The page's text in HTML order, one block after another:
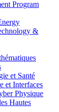
Program
&
et Santé
et Interfaces
Physique
Hautes